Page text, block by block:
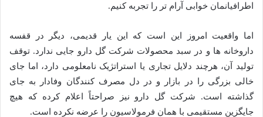
اطرافیانمان خوابی آرام تر را تجربه کنیم.
اما واقعیت امروز این است که این یار قدیمی، دیگر در قفسه
داروخانه ها و در سبد محصولات شرکت گل دارو جایی ندارد. توقف
تولید آن، هرچند دلایل تجاری یا استراتژیک نامعلومی دارد، اما جای
خالی بزرگی را در بازار و در دل مصرف کنندگان وفادار به جای
گذاشته است. شرکت گل دارو نیز صراحتاً اعلام کرده که هیچ
جایگزین مستقیمی با همان فرمولاسیون را عرضه نکرده است.